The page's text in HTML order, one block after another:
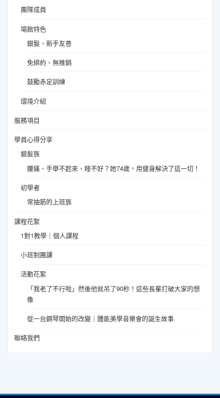
團隊成員
場館特色
銀髮、新手友善
免綁約、無推銷
鼓勵赤足訓練
環境介紹
服務項目
學員心得分享
銀髮族
腰痛、手舉不起來、睡不好？她74歲，用健身解決了這一切！
初學者
常抽筋的上班族
課程花絮
1對1教學｜個人課程
小班制團課
活動花絮
「我老了不行啦」然後他就吊了90秒！這些長輩打破大家的想
像
從一台鋼琴開始的改變｜體能美學音樂會的誕生故事
聯絡我們